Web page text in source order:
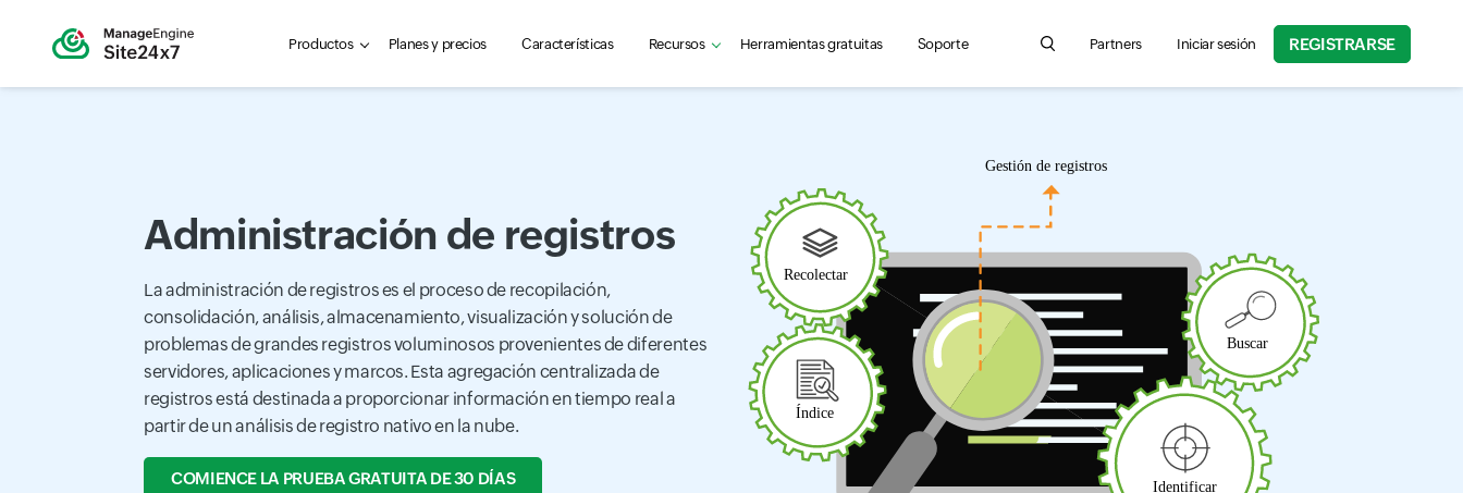
Productos Planes y precios Características Recursos Herramientas gratuitas Soporte Search for product information, help articles, and
Partners Iniciar sesión REGISTRARSE
Administración de registros
La administración de registros es el proceso de recopilación,
consolidación, análisis, almacenamiento, visualización y solución de
problemas de grandes registros voluminosos provenientes de diferentes
servidores, aplicaciones y marcos. Esta agregación centralizada de
registros está destinada a proporcionar información en tiempo real a
partir de un análisis de registro nativo en la nube.
COMIENCE LA PRUEBA GRATUITA DE 30 DÍAS